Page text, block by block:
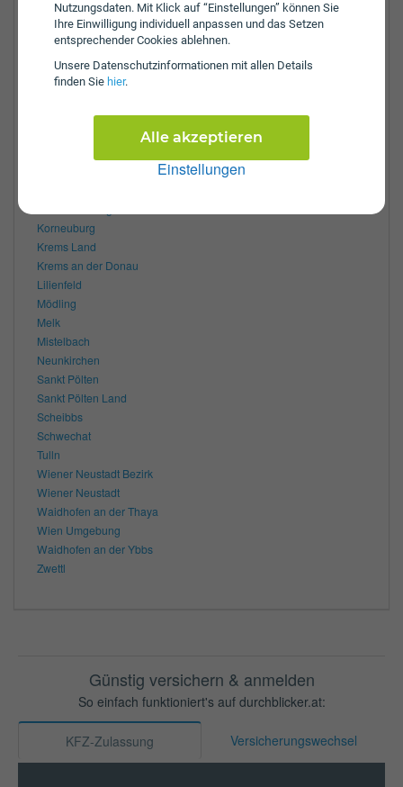
Nutzungsdaten. Mit Klick auf “Einstellungen” können Sie
Ihre Einwilligung individuell anpassen und das Setzen
entsprechender Cookies ablehnen.
Unsere Daten­schutz­informationen mit allen Details
finden Sie hier.
Einstellungen
Alle akzeptieren
8:00 - 12:00 und 12:30 - 16:30 Uhr
8:00 - 13:00 und 13:30 - 15:00 Uhr
Zulassungsbezirke:
Amstetten
Korneuburg
Krems Land
Krems an der Donau
Lilienfeld
Mödling
Melk
Mistelbach
Neunkirchen
Sankt Pölten
Sankt Pölten Land
Scheibbs
Schwechat
Tulln
Wiener Neustadt Bezirk
Wiener Neustadt
Waidhofen an der Thaya
Wien Umgebung
Waidhofen an der Ybbs
Zwettl
Günstig versichern & anmelden
So einfach funktioniert's auf durchblicker.at:
KFZ-Zulassung Versicherungswechsel